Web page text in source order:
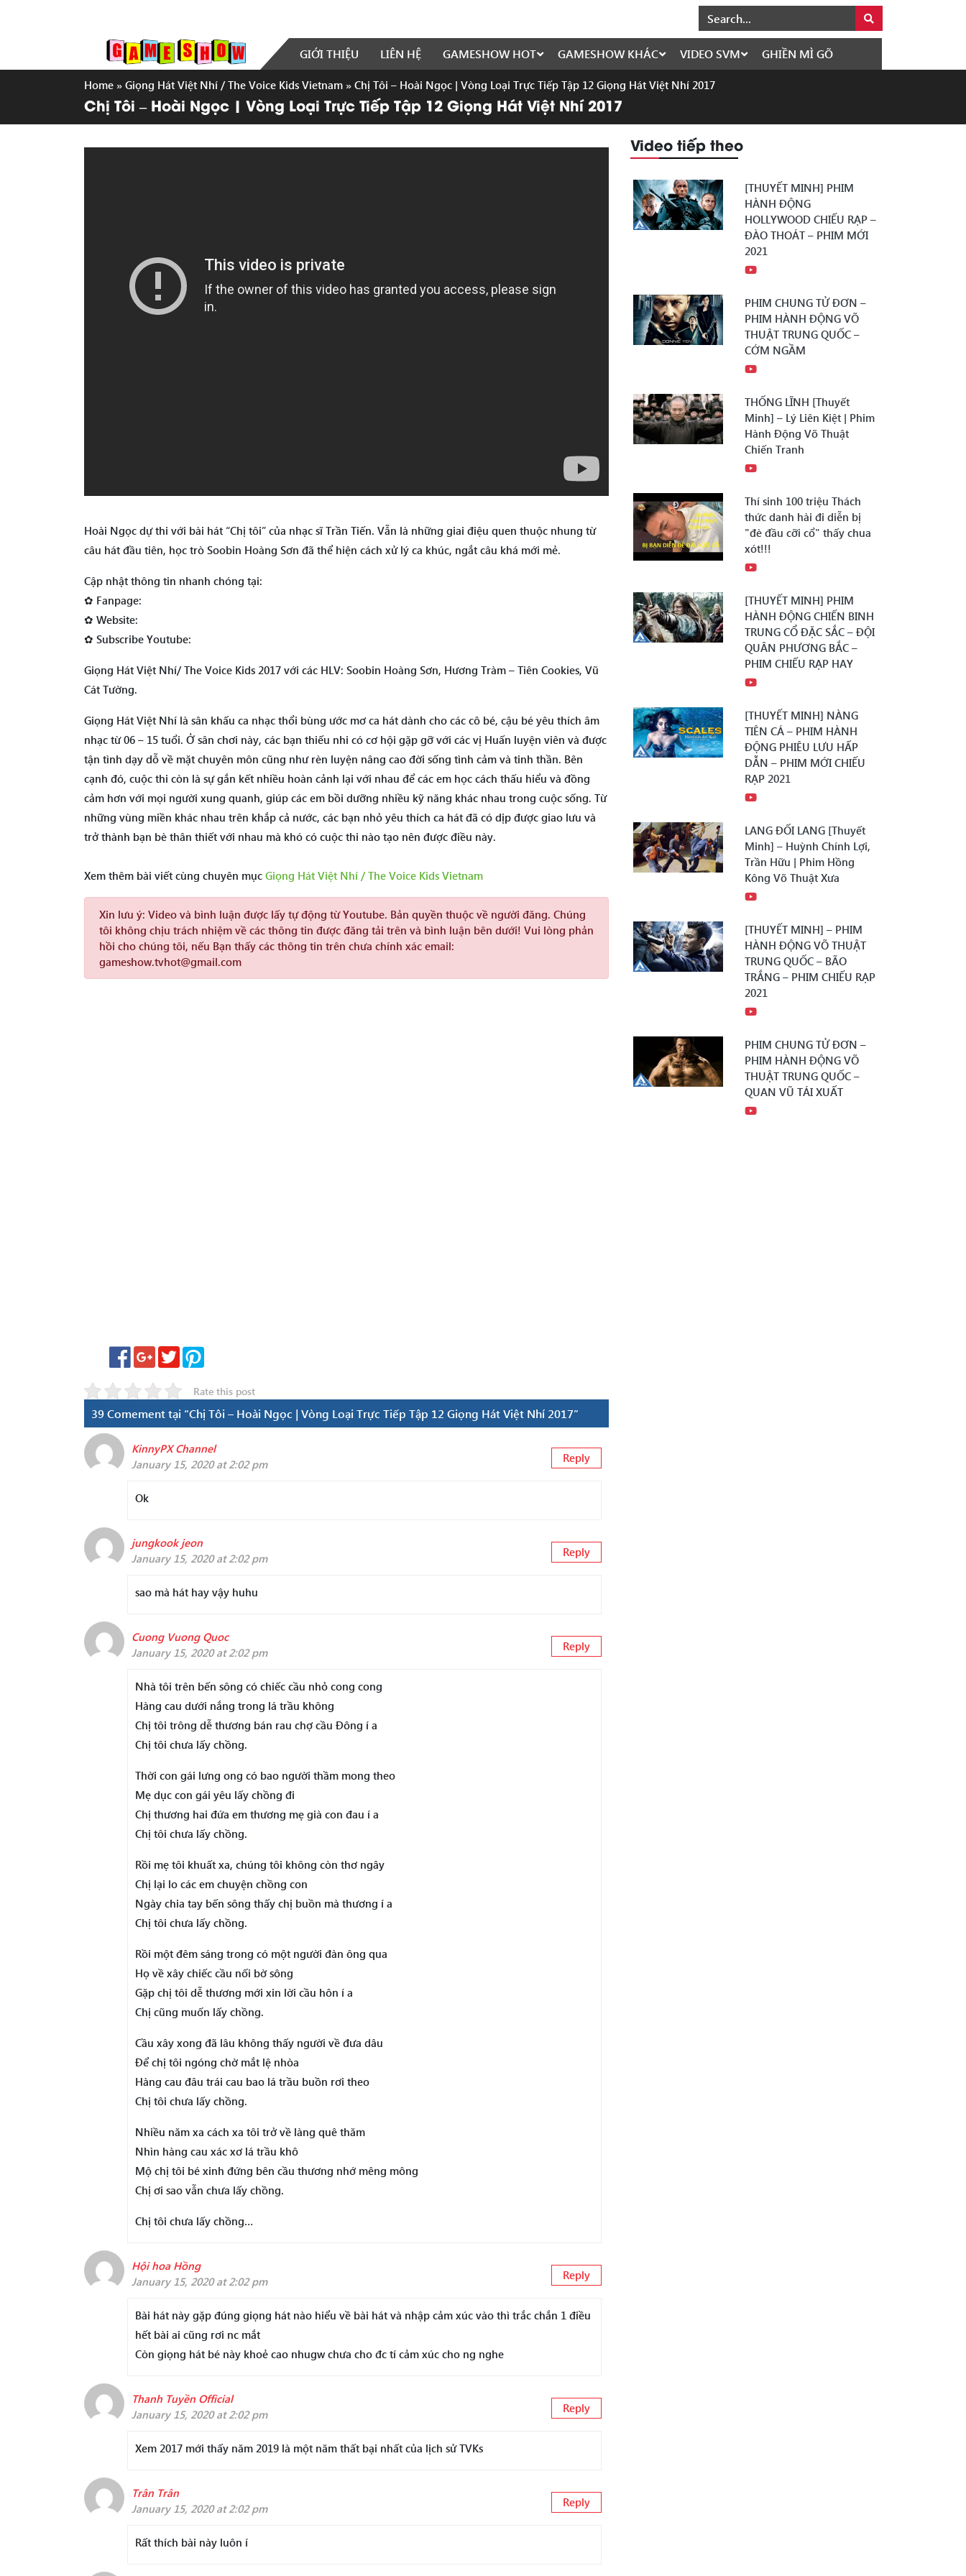
GIỚI THIỆU LIÊN HỆ GAMESHOW HOT GAMESHOW KHÁC VIDEO SVM GHIỀN MÌ GÕ
Home » Giọng Hát Việt Nhí / The Voice Kids Vietnam » Chị Tôi – Hoài Ngọc | Vòng Loại Trực Tiếp Tập 12 Giọng Hát Việt Nhí 2017
Chị Tôi – Hoài Ngọc | Vòng Loại Trực Tiếp Tập 12 Giọng Hát Việt Nhí 2017
Hoài Ngọc dự thi với bài hát “Chị tôi” của nhạc sĩ Trần Tiến. Vẫn là những giai điệu quen thuộc nhung từ
câu hát đầu tiên, học trò Soobin Hoàng Sơn đã thể hiện cách xử lý ca khúc, ngắt câu khá mới mẻ.
Cập nhật thông tin nhanh chóng tại:
✿ Fanpage:
✿ Website:
✿ Subscribe Youtube:
Giọng Hát Việt Nhí/ The Voice Kids 2017 với các HLV: Soobin Hoàng Sơn, Hương Tràm – Tiên Cookies, Vũ
Cát Tường.
Giọng Hát Việt Nhí là sân khấu ca nhạc thổi bùng ước mơ ca hát dành cho các cô bé, cậu bé yêu thích âm
nhạc từ 06 – 15 tuổi. Ở sân chơi này, các bạn thiếu nhi có cơ hội gặp gỡ với các vị Huấn luyện viên và được
tận tình dạy dỗ về mặt chuyên môn cũng như rèn luyện nâng cao đời sống tình cảm và tinh thần. Bên
cạnh đó, cuộc thi còn là sự gắn kết nhiều hoàn cảnh lại với nhau để các em học cách thấu hiểu và đồng
cảm hơn với mọi người xung quanh, giúp các em bồi dưỡng nhiều kỹ năng khác nhau trong cuộc sống. Từ
những vùng miền khác nhau trên khắp cả nước, các bạn nhỏ yêu thích ca hát đã có dịp được giao lưu và
trở thành bạn bè thân thiết với nhau mà khó có cuộc thi nào tạo nên được điều này.
Xem thêm bài viết cùng chuyên mục Giọng Hát Việt Nhí / The Voice Kids Vietnam
Xin lưu ý: Video và bình luận được lấy tự động từ Youtube. Bản quyền thuộc về người đăng. Chúng
tôi không chịu trách nhiệm về các thông tin được đăng tải trên và bình luận bên dưới! Vui lòng phản
hồi cho chúng tôi, nếu Bạn thấy các thông tin trên chưa chính xác email:
gameshow.tvhot@gmail.com
Rate this post
39 Comement tại “Chị Tôi – Hoài Ngọc | Vòng Loại Trực Tiếp Tập 12 Giọng Hát Việt Nhí 2017”
KinnyPX Channel
January 15, 2020 at 2:02 pm
Reply
Ok
jungkook jeon
January 15, 2020 at 2:02 pm
Reply
sao mà hát hay vậy huhu
Cuong Vuong Quoc
January 15, 2020 at 2:02 pm
Reply
Nhà tôi trên bến sông có chiếc cầu nhỏ cong cong
Hàng cau dưới nắng trong lá trầu không
Chị tôi trông dễ thương bán rau chợ cầu Ðông í a
Chị tôi chưa lấy chồng.
Thời con gái lưng ong có bao người thầm mong theo
Mẹ dục con gái yêu lấy chồng đi
Chị thương hai đứa em thương mẹ già con đau í a
Chị tôi chưa lấy chồng.
Rồi mẹ tôi khuất xa, chúng tôi không còn thơ ngây
Chị lại lo các em chuyện chồng con
Ngày chia tay bến sông thấy chị buồn mà thương í a
Chị tôi chưa lấy chồng.
Rồi một đêm sáng trong có một người đàn ông qua
Họ về xây chiếc cầu nối bờ sông
Gặp chị tôi dễ thương mới xin lời cầu hôn í a
Chị cũng muốn lấy chồng.
Cầu xây xong đã lâu không thấy người về đưa dâu
Để chị tôi ngóng chờ mắt lệ nhòa
Hàng cau đâu trái cau bao lá trầu buồn rơi theo
Chị tôi chưa lấy chồng.
Nhiều năm xa cách xa tôi trở về làng quê thăm
Nhìn hàng cau xác xơ lá trầu khô
Mộ chị tôi bé xinh đứng bên cầu thương nhớ mêng mông
Chị ơi sao vẫn chưa lấy chồng.
Chị tôi chưa lấy chồng…
Hội hoa Hồng
January 15, 2020 at 2:02 pm
Reply
Bài hát này gặp đúng giọng hát nào hiểu về bài hát và nhập cảm xúc vào thì trắc chắn 1 điều
hết bài ai cũng rơi nc mắt
Còn giọng hát bé này khoẻ cao nhugw chưa cho đc tí cảm xúc cho ng nghe
Thanh Tuyền Official
January 15, 2020 at 2:02 pm
Reply
Xem 2017 mới thấy năm 2019 là một năm thất bại nhất của lịch sử TVKs
Trân Trân
January 15, 2020 at 2:02 pm
Reply
Rất thích bài này luôn í
Video tiếp theo
[THUYẾT MINH] PHIM
HÀNH ĐỘNG
HOLLYWOOD CHIẾU RẠP –
ĐÀO THOÁT – PHIM MỚI
2021
PHIM CHUNG TỬ ĐƠN –
PHIM HÀNH ĐỘNG VÕ
THUẬT TRUNG QUỐC –
CỚM NGẦM
THỐNG LĨNH [Thuyết
Minh] – Lý Liên Kiệt | Phim
Hành Động Võ Thuật
Chiến Tranh
Thí sinh 100 triệu Thách
thức danh hài đi diễn bị
"đè đầu cỡi cổ" thấy chua
xót!!!
[THUYẾT MINH] PHIM
HÀNH ĐỘNG CHIẾN BINH
TRUNG CỔ ĐẶC SẮC – ĐỘI
QUÂN PHƯƠNG BẮC –
PHIM CHIẾU RẠP HAY
[THUYẾT MINH] NÀNG
TIÊN CÁ – PHIM HÀNH
ĐỘNG PHIÊU LƯU HẤP
DẪN – PHIM MỚI CHIẾU
RẠP 2021
LANG ĐỐI LANG [Thuyết
Minh] – Huỳnh Chính Lợi,
Trần Hữu | Phim Hồng
Kông Võ Thuật Xưa
[THUYẾT MINH] – PHIM
HÀNH ĐỘNG VÕ THUẬT
TRUNG QUỐC – BÃO
TRẮNG – PHIM CHIẾU RẠP
2021
PHIM CHUNG TỬ ĐƠN –
PHIM HÀNH ĐỘNG VÕ
THUẬT TRUNG QUỐC –
QUAN VŨ TÁI XUẤT